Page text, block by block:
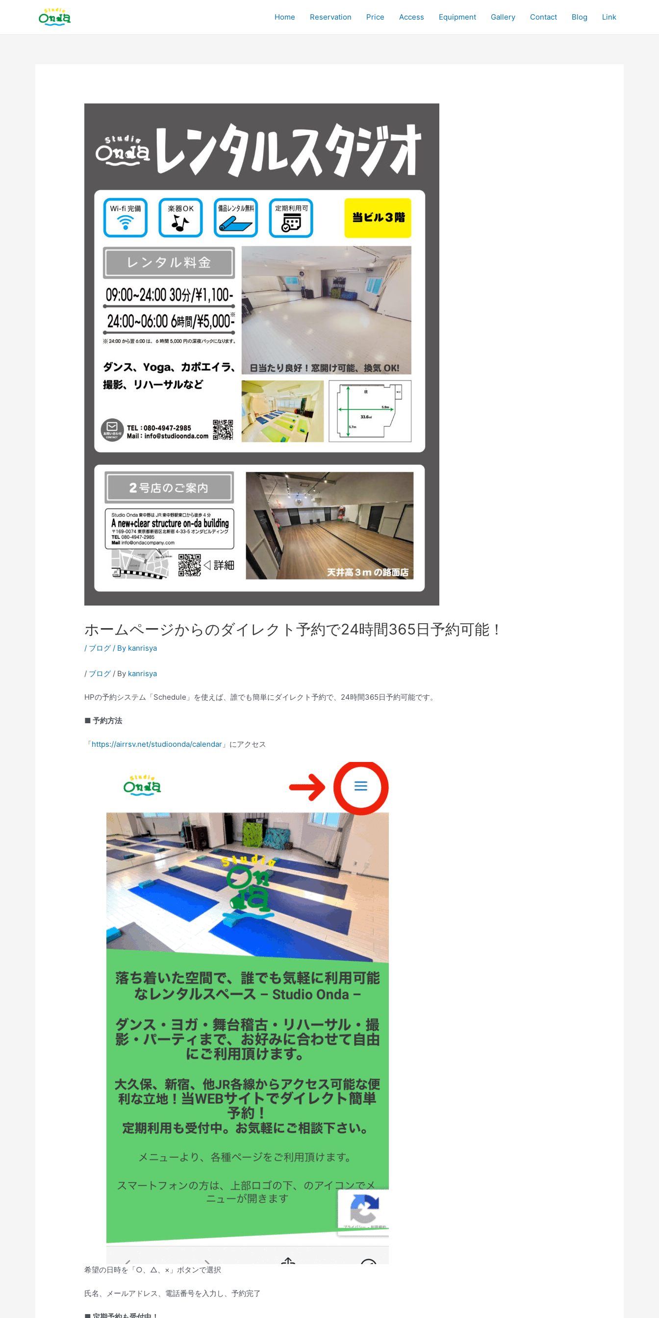
Home Reservation Price Access Equipment Gallery Contact Blog Link
ホームページからのダイレクト予約で24時間365日予約可能！
/ ブログ / By kanrisya
/ ブログ / By kanrisya
HPの予約システム「Schedule」を使えば、誰でも簡単にダイレクト予約で、24時間365日予約可能です。
■ 予約方法
「https://airrsv.net/studioonda/calendar 」にアクセス
希望の日時を「○、△、×」ボタンで選択
氏名、メールアドレス、電話番号を入力し、予約完了